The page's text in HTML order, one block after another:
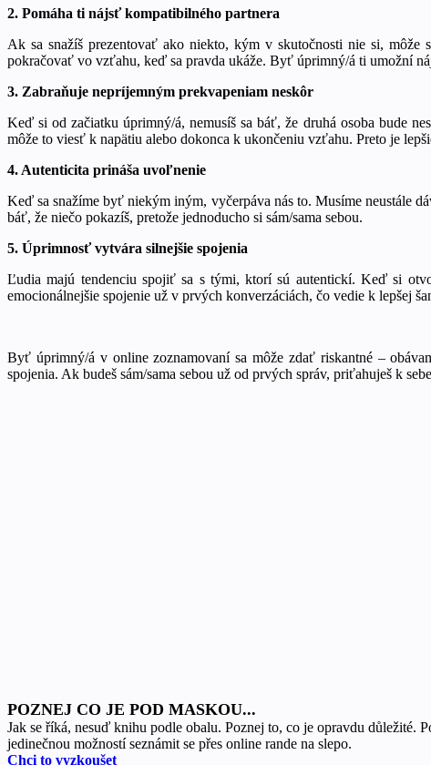
2. Pomáha ti nájsť kompatibilného partnera
Ak sa snažíš prezentovať ako niekto, kým v skutočnosti nie si,
pokračovať vo vzťahu, keď sa pravda ukáže. Byť úprimný/á ti umožní
3. Zabraňuje nepríjemným prekvapeniam neskôr
Keď si od začiatku úprimný/á, nemusíš sa báť, že druhá osoba bude
môže to viesť k napätiu alebo dokonca k ukončeniu vzťahu. Preto je
4. Autenticita prináša uvoľnenie
Keď sa snažíme byť niekým iným, vyčerpáva nás to. Musíme neustále
báť, že niečo pokazíš, pretože jednoducho si sám/sama sebou.
5. Úprimnosť vytvára silnejšie spojenia
Ľudia majú tendenciu spojiť sa s tými, ktorí sú autentickí. Keď si
emocionálnejšie spojenie už v prvých konverzáciách, čo vedie k lepšej
Byť úprimný/á v online zoznamovaní sa môže zdať riskantné –
spojenia. Ak budeš sám/sama sebou už od prvých správ, priťahuješ k
POZNEJ CO JE POD MASKOU...
Jak se říká, nesuď knihu podle obalu. Poznej to, co je opravdu důležité.
jedinečnou možností seznámit se přes online rande na slepo.
Chci to vyzkoušet